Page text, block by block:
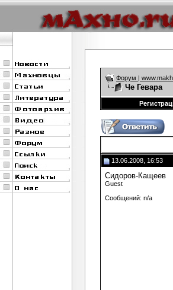
Форум |
Че Гевара
13.06.2008, 16:53
Сидоров-Кащеев
Guest
Сообщений: n/a